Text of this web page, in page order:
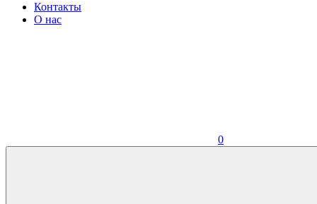
Контакты
О нас
0